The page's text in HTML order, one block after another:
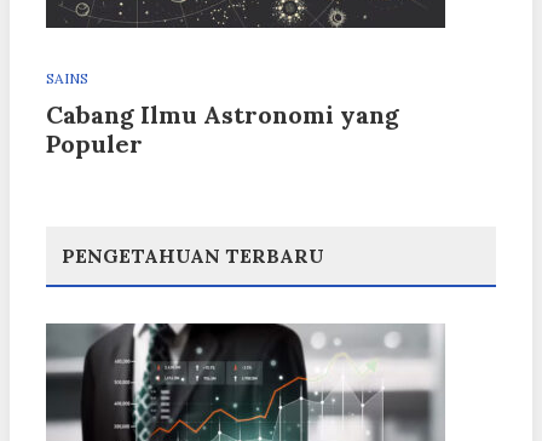
SAINS
Cabang Ilmu Astronomi yang
Populer
PENGETAHUAN TERBARU